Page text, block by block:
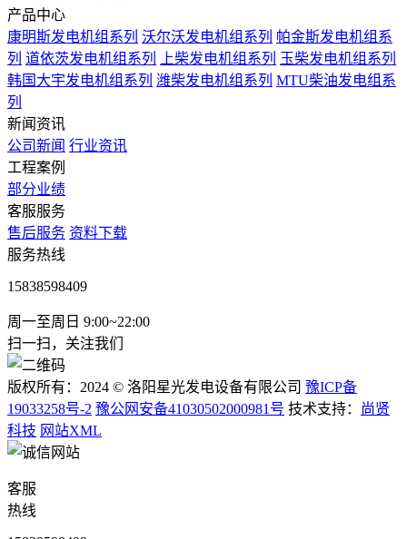
产品中心
康明斯发电机组系列 沃尔沃发电机组系列 帕金斯发电机组系
列 道依茨发电机组系列 上柴发电机组系列 玉柴发电机组系列
韩国大宇发电机组系列 潍柴发电机组系列 MTU柴油发电组系
列
新闻资讯
公司新闻 行业资讯
工程案例
部分业绩
客服服务
售后服务 资料下载
服务热线
15838598409
周一至周日 9:00~22:00
扫一扫，关注我们
版权所有：2024 © 洛阳星光发电设备有限公司 豫ICP备
19033258号-2 豫公网安备41030502000981号 技术支持：
尚贤
科技 网站XML
客服
热线